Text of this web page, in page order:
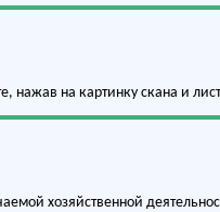
нажав на картинку скана и
хозяйственной